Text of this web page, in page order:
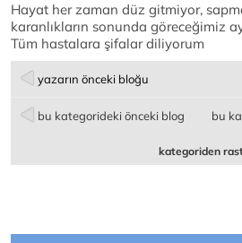
Hayat her zaman düz gitmiyor,
karanlıkların sonunda göreceğimiz
Tüm hastalara şifalar diliyorum
yazarın önceki bloğu
bu kategorideki önceki blog bu
kategoriden